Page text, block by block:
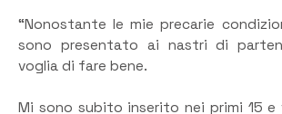
“Nonostante le mie precarie
sono presentato ai nastri di
voglia di fare bene.
Mi sono subito inserito nei primi 15 e